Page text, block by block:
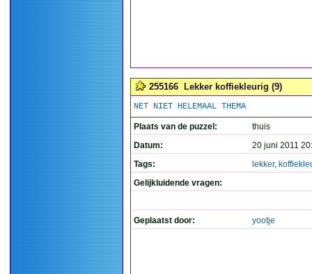
255166 Lekker koffiekleurig (9)
NET NIET HELEMAAL THEMA
Plaats van de puzzel:
thuis
Datum:
20 juni 2011
Tags:
lekker,
Gelijkluidende vragen:
Geplaatst door: yootje